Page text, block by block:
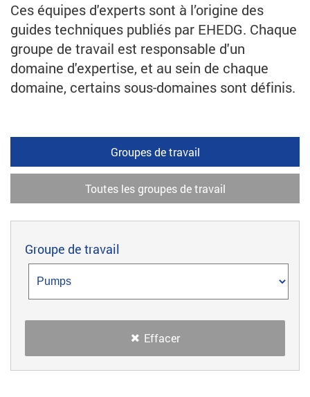
Ces équipes d'experts sont à l’origine des
guides techniques publiés par EHEDG. Chaque
groupe de travail est responsable d'un
domaine d'expertise, et au sein de chaque
domaine, certains sous-domaines sont définis.
Groupes de travail
Toutes les groupes de travail
Groupe de travail
Effacer